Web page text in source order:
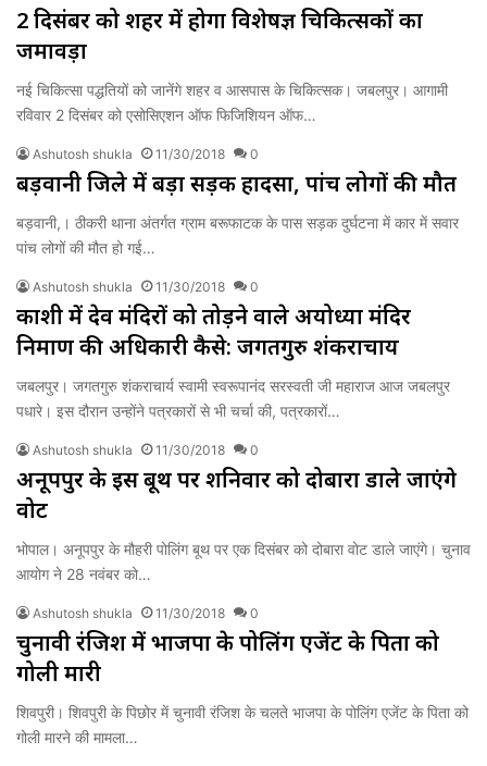
2 दिसंबर को शहर में होगा विशेषज्ञ चिकित्सकों का
जमावड़ा
नई चिकित्सा पद्धतियों को जानेंगे शहर व आसपास के चिकित्सक। जबलपुर। आगामी
रविवार 2 दिसंबर को एसोसिएशन ऑफ फिजिशियन ऑफ…
Ashutosh shukla 11/30/2018 0
बड़वानी जिले में बड़ा सड़क हादसा, पांच लोगों की मौत
बड़वानी,। ठीकरी थाना अंतर्गत ग्राम बरूफाटक के पास सड़क दुर्घटना में कार में सवार
पांच लोगों की मौत हो गई…
Ashutosh shukla 11/30/2018 0
काशी में देव मंदिरों को तोड़ने वाले अयोध्या मंदिर
निर्माण की अधिकारी कैसे: जगतगुरु शंकराचार्य
जबलपुर। जगतगुरु शंकराचार्य स्वामी स्वरूपानंद सरस्वती जी महाराज आज जबलपुर
पधारे। इस दौरान उन्होंने पत्रकारों से भी चर्चा की, पत्रकारों…
Ashutosh shukla 11/30/2018 0
अनूपपुर के इस बूथ पर शनिवार को दोबारा डाले जाएंगे
वोट
भोपाल। अनूपपुर के मौहरी पोलिंग बूथ पर एक दिसंबर को दोबारा वोट डाले जाएंगे। चुनाव
आयोग ने 28 नवंबर को…
Ashutosh shukla 11/30/2018 0
चुनावी रंजिश में भाजपा के पोलिंग एजेंट के पिता को
गोली मारी
शिवपुरी। शिवपुरी के पिछोर में चुनावी रंजिश के चलते भाजपा के पोलिंग एजेंट के पिता को
गोली मारने की मामला…